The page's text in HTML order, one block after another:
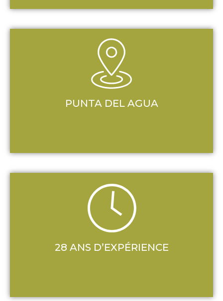
PUNTA DEL AGUA
28 ANS D’EXPÉRIENCE